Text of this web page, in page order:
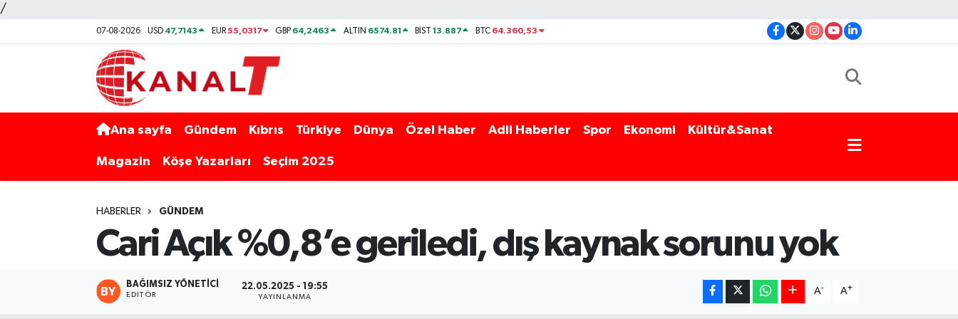
/
07-08-2026 USD 47,7143 EUR55,0317 GBP 64,2463 ALTIN 6574.81 BİST13.887 BTC 64.360,53
Ana sayfa Gündem Kıbrıs Türkiye Dünya Özel Haber Adli Haberler Spor Ekonomi Kültür&Sanat
Magazin Köşe Yazarları Seçim 2025
HABERLER GÜNDEM
Cari Açık %0,8’e geriledi, dış kaynak sorunu yok
BAĞIMSIZ YÖNETICI
EDITÖR
22.05.2025 - 19:55
YAYINLANMA
A- A+